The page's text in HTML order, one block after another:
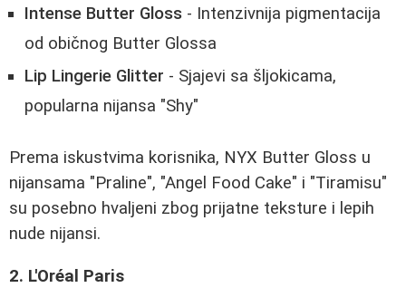
Intense Butter Gloss - Intenzivnija pigmentacija
od običnog Butter Glossa
Lip Lingerie Glitter - Sjajevi sa šljokicama,
popularna nijansa "Shy"
Prema iskustvima korisnika, NYX Butter Gloss u
nijansama "Praline", "Angel Food Cake" i "Tiramisu"
su posebno hvaljeni zbog prijatne teksture i lepih
nude nijansi.
2. L'Oréal Paris